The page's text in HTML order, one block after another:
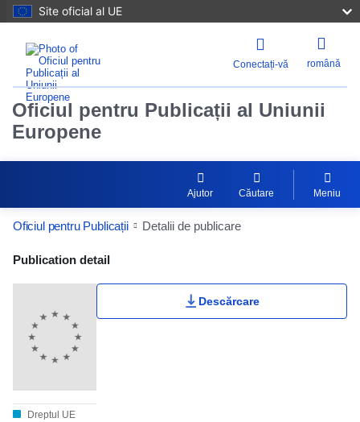
Site oficial al UE
Conectați-vă română
Oficiul pentru Publicații al Uniunii
Europene
Ajutor Căutare Meniu
Oficiul pentru Publicații Detalii de publicare
Publication Detail Actions Portlet
Publication detail
Dreptul UE
Descărcare